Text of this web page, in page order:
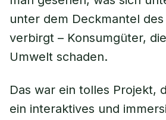
unter dem Deckmantel
verbirgt – Konsumgüter,
Umwelt schaden.
Das war ein tolles Projekt,
ein interaktives und